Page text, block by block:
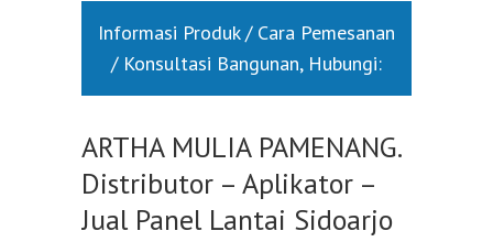
Informasi Produk / Cara Pemesanan
/ Konsultasi Bangunan, Hubungi:
ARTHA MULIA PAMENANG.
Distributor – Aplikator –
Jual Panel Lantai Sidoarjo